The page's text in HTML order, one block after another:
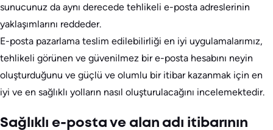
sunucunuz da aynı derecede tehlikeli e-posta adreslerinin
yaklaşımlarını reddeder.
E-posta pazarlama teslim edilebilirliği en iyi uygulamalarımız,
tehlikeli görünen ve güvenilmez bir e-posta hesabını neyin
oluşturduğunu ve güçlü ve olumlu bir itibar kazanmak için en
iyi ve en sağlıklı yolların nasıl oluşturulacağını incelemektedir.
Sağlıklı e-posta ve alan adı itibarının